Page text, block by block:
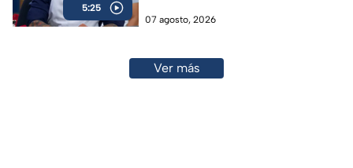
5:25
07 agosto, 2026
Ver más